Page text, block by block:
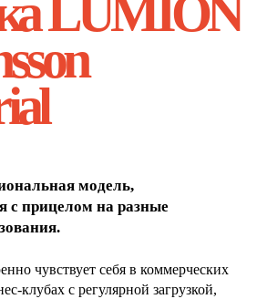
LUMION
модель,
с прицелом на разные
чувствует себя в коммерческих
клубах с регулярной загрузкой,